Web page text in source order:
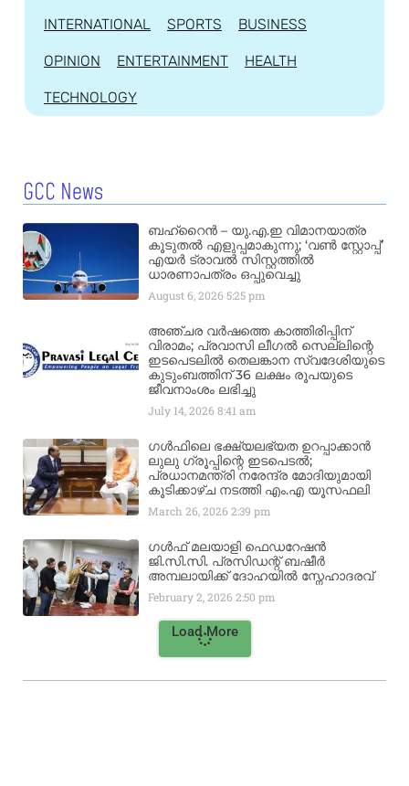
INTERNATIONAL SPORTS BUSINESS
OPINION ENTERTAINMENT HEALTH
TECHNOLOGY
GCC News
ബഹ്‌റൈൻ – യു.എ.ഇ വിമാനയാത്ര
കൂടുതൽ എളുപ്പമാകുന്നു; ‘വൺ സ്റ്റോപ്പ്’
എയർ ട്രാവൽ സിസ്റ്റത്തിൽ
ധാരണാപത്രം ഒപ്പുവെച്ചു
August 6, 20265:25 pm
അഞ്ചര വർഷത്തെ കാത്തിരിപ്പിന്
വിരാമം; പ്രവാസി ലീഗൽ സെല്ലിന്റെ
ഇടപെടലിൽ തെലങ്കാന സ്വദേശിയുടെ
കുടുംബത്തിന് 36 ലക്ഷം രൂപയുടെ
ജീവനാംശം ലഭിച്ചു
July 14, 20268:41 am
ഗൾഫിലെ ഭക്ഷ്യലഭ്യത ഉറപ്പാക്കാൻ
ലുലു ഗ്രൂപ്പിന്റെ ഇടപെടൽ;
പ്രധാനമന്ത്രി നരേന്ദ്ര മോദിയുമായി
കൂടിക്കാഴ്ച നടത്തി എം.എ യൂസഫലി
March 26, 20262:39 pm
ഗൾഫ് മലയാളി ഫെഡറേഷൻ
ജി.സി.സി. പ്രസിഡന്റ് ബഷീർ
അമ്പലായിക്ക് ദോഹയിൽ സ്നേഹാദരവ്
February 2, 20262:50 pm
Load More